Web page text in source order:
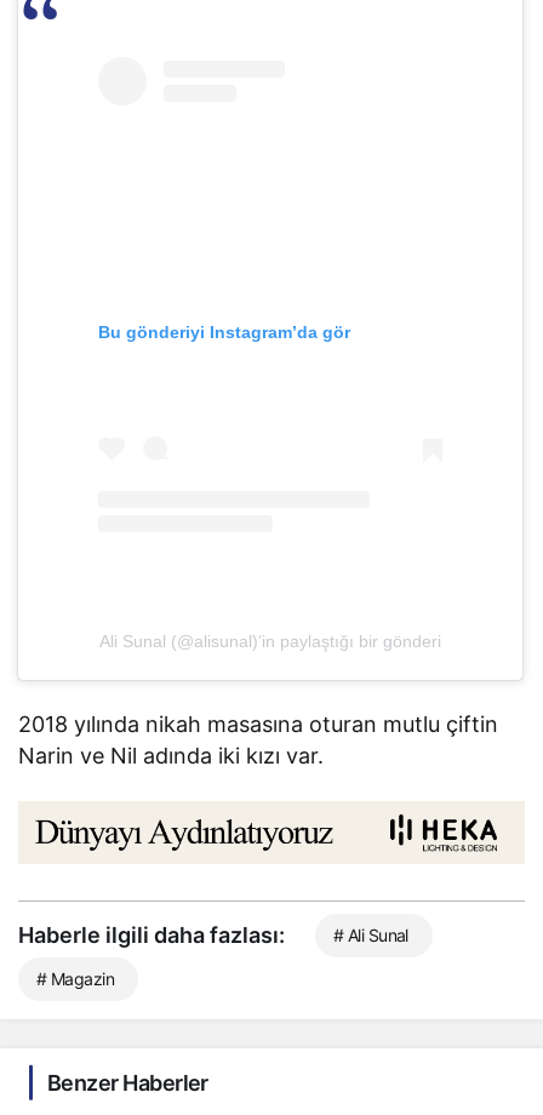
Bu gönderiyi Instagram’da gör
Ali Sunal (@alisunal)’in paylaştığı bir gönderi
2018 yılında nikah masasına oturan mutlu çiftin
Narin ve Nil adında iki kızı var.
Haberle ilgili daha fazlası: # Ali Sunal
# Magazin
Benzer Haberler